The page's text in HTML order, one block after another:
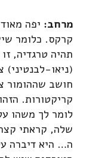
מרחב: יפה
קרקס. כלומר
תהיה טרגדיה,
(ניאו-לבנטיני)
חושב שההומור
קריקטורות.
לומר לך משהו
שלה, קראתי
ה… היא דיברה